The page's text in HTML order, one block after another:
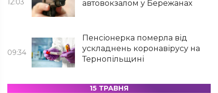
автовокзалом у Бережанах
09:34
Пенсіонерка померла від
ускладнень коронавірусу на
Тернопільщині
15 ТРАВНЯ